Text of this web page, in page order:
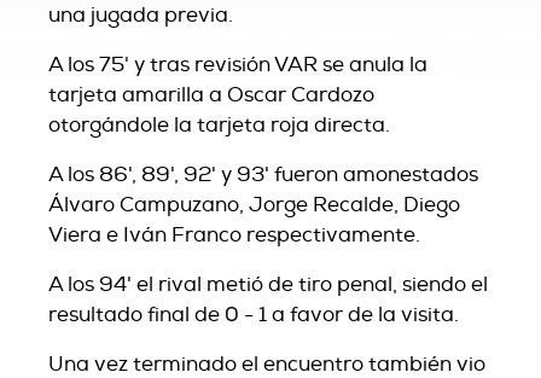
una jugada previa.
A los 75' y tras revisión VAR se anula la
tarjeta amarilla a Oscar Cardozo
otorgándole la tarjeta roja directa.
A los 86', 89', 92' y 93' fueron amonestados
Álvaro Campuzano, Jorge Recalde, Diego
Viera e Iván Franco respectivamente.
A los 94' el rival metió de tiro penal, siendo el
resultado final de 0 - 1 a favor de la visita.
Una vez terminado el encuentro también vio